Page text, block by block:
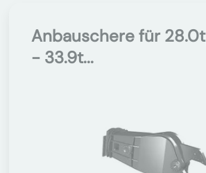
Anbauschere für 28.0t
- 33.9t...